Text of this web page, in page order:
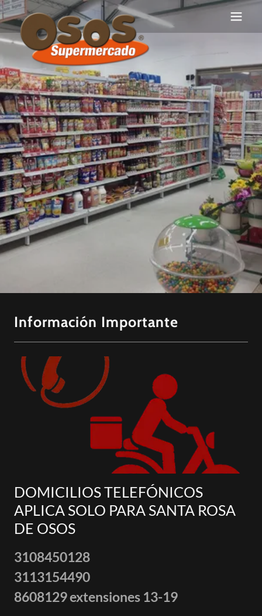
Información Importante
DOMICILIOS TELEFÓNICOS
APLICA SOLO PARA SANTA ROSA
DE OSOS
3108450128
3113154490
8608129 extensiones 13-19